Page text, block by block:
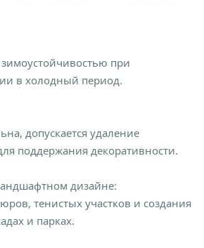
при
в холодный период.
допускается удаление
поддержания декоративности.
дизайне:
тенистых участков и создания
и парках.